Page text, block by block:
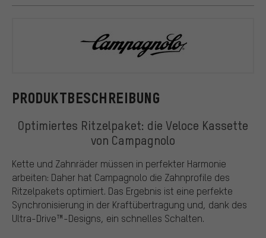
PRODUKTBESCHREIBUNG
Optimiertes Ritzelpaket: die Veloce Kassette
von Campagnolo
Kette und Zahnräder müssen in perfekter Harmonie
arbeiten: Daher hat Campagnolo die Zahnprofile des
Ritzelpakets optimiert. Das Ergebnis ist eine perfekte
Synchronisierung in der Kraftübertragung und, dank des
Ultra-Drive™-Designs, ein schnelles Schalten.